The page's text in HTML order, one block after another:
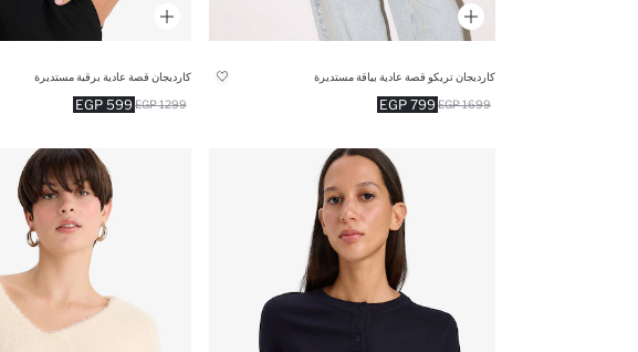
كارديجان تريكو قصة عادية بياقة مستديرة
799 EGP 1699 EGP
كارديجان قصة عادية برقبة مستديرة
599 EGP 1299 EGP